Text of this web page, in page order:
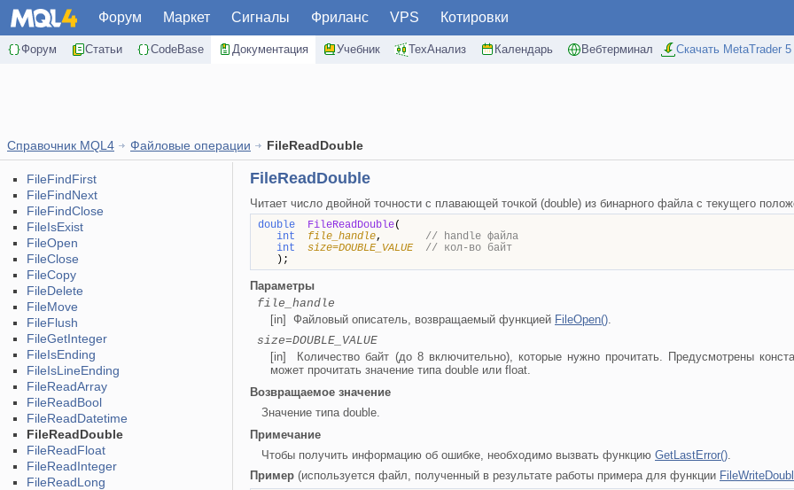
Форум Маркет Сигналы Фриланс VPS Котировки
Форум Статьи CodeBase Документация Учебник ТехАнализ Календарь Вебтерминал Скачать MetaTrader 5
Справочник MQL4 Файловые операции FileReadDouble
FileFindFirst
FileFindNext
FileFindClose
FileIsExist
FileOpen
FileClose
FileCopy
FileDelete
FileMove
FileFlush
FileGetInteger
FileIsEnding
FileIsLineEnding
FileReadArray
FileReadBool
FileReadDatetime
FileReadDouble
FileReadFloat
FileReadInteger
FileReadLong
FileReadDouble
Читает число двойной точности с плавающей точкой (double) из бинарного файла с текущего
double FileReadDouble(
int
file_handle, // handle файла
int
size=DOUBLE_VALUE
// кол-во байт
);
Параметры
file_handle
[in] Файловый описатель, возвращаемый функцией FileOpen().
size=DOUBLE_VALUE
[in] Количество байт (до 8 включительно), которые нужно прочитать. Предусмотрены
может прочитать значение типа double или float.
Возвращаемое значение
Значение типа double.
Примечание
Чтобы получить информацию об ошибке, необходимо вызвать функцию GetLastError().
Пример (используется файл, полученный в результате работы примера для функции